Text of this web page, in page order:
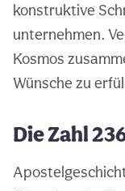
konstruktive
unternehmen.
Kosmos
Wünsche zu
Die Zahl